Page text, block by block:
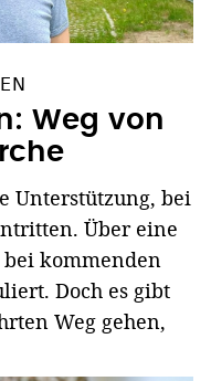
Weg von
Unterstützung, bei
Über eine
kommenden
Doch es gibt
Weg gehen,